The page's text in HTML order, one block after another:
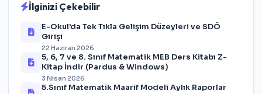
İlginizi Çekebilir
E-Okul’da Tek Tıkla Gelişim Düzeyleri ve SDÖ
Girişi
22 Haziran 2026
5, 6, 7 ve 8. Sınıf Matematik MEB Ders Kitabı Z-
Kitap İndir (Pardus & Windows)
3 Nisan 2026
5.Sınıf Matematik Maarif Modeli Aylık Raporlar